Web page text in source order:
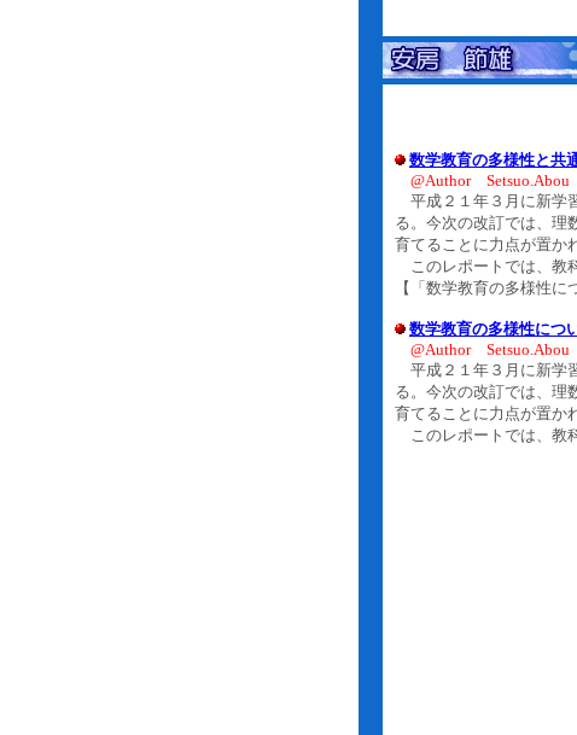
数学教育の多様性と共
@Author
平成２１年３月に新学
る。今次の改訂では、理
育てることに力点が置か
このレポートでは、教
【「数学教育の多様性
数学教育の多様性につ
@Author
平成２１年３月に新学
る。今次の改訂では、理
育てることに力点が置か
このレポートでは、教